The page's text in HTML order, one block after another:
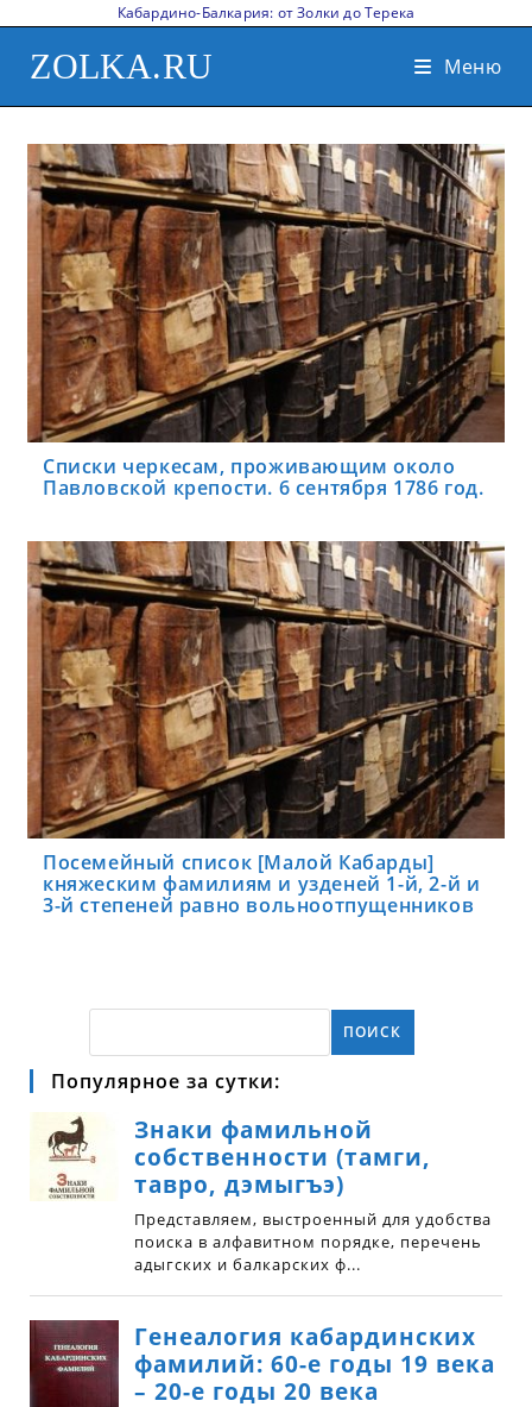
Кабардино-Балкария: от Золки до Терека
ZOLKA.RU Меню
Списки черкесам, проживающим около
Павловской крепости. 6 сентября 1786 год.
Посемейный список [Малой Кабарды]
княжеским фамилиям и узденей 1-й, 2-й и
3-й степеней равно вольноотпущенников
ПОИСК
Популярное за сутки: